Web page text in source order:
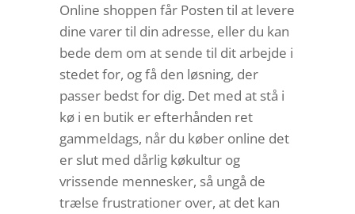
Online shoppen får Posten til at levere
dine varer til din adresse, eller du kan
bede dem om at sende til dit arbejde i
stedet for, og få den løsning, der
passer bedst for dig. Det med at stå i
kø i en butik er efterhånden ret
gammeldags, når du køber online det
er slut med dårlig køkultur og
vrissende mennesker, så ungå de
trælse frustrationer over, at det kan